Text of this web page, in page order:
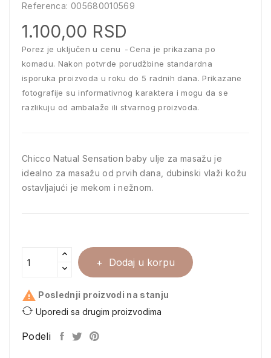
Referenca: 005680010569
1.100,00 RSD
Porez je uključen u cenu
Cena je prikazana po
komadu. Nakon potvrde porudžbine standardna
isporuka proizvoda u roku do 5 radnih dana. Prikazane
fotografije su informativnog karaktera i mogu da se
razlikuju od ambalaže ili stvarnog proizvoda.
Chicco Natual Sensation baby ulje za masažu je
idealno za masažu od prvih dana, dubinski vlaži kožu
ostavljajući je mekom i nežnom.
Dodaj u korpu
 Poslednji proizvodi na stanju
Uporedi sa drugim proizvodima
Podeli